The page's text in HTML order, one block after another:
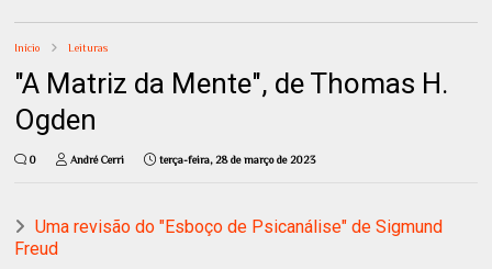
Início Leituras
"A Matriz da Mente", de Thomas H.
Ogden
0 André Cerri terça-feira, 28 de março de 2023
Uma revisão do "Esboço de Psicanálise" de Sigmund
Freud